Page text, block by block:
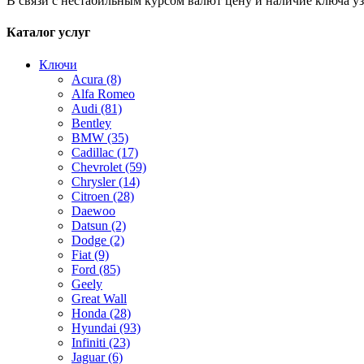
Каталог услуг
Ключи
Acura (8)
Alfa Romeo
Audi (81)
Bentley
BMW (35)
Cadillac (17)
Chevrolet (59)
Chrysler(14)
Citroen (28)
Daewoo
Datsun (2)
Dodge (2)
Fiat (9)
Ford (85)
Geely
Great Wall
Honda (28)
Hyundai (93)
Infiniti (23)
Jaguar(6)